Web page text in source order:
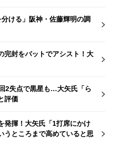
ける」阪神・佐藤輝明の調
完封をバットでアシスト！大
2失点で黒星も…大矢氏「ら
評価
発揮！大矢氏「1打席にかけ
うところまで高めていると思